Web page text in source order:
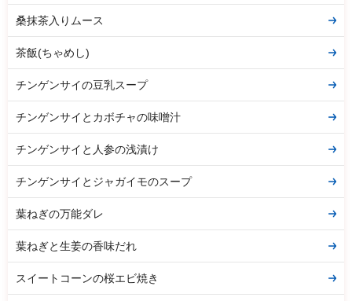
桑抹茶入りムース
茶飯(ちゃめし)
チンゲンサイの豆乳スープ
チンゲンサイとカボチャの味噌汁
チンゲンサイと人参の浅漬け
チンゲンサイとジャガイモのスープ
葉ねぎの万能ダレ
葉ねぎと生姜の香味だれ
スイートコーンの桜エビ焼き